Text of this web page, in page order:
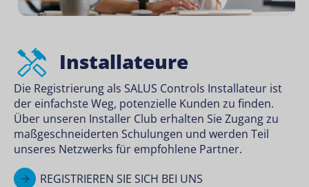
Installateure
Die Registrierung als SALUS Controls Installateur ist
der einfachste Weg, potenzielle Kunden zu finden.
Über unseren Installer Club erhalten Sie Zugang zu
maßgeschneiderten Schulungen und werden Teil
unseres Netzwerks für empfohlene Partner.
REGISTRIEREN SIE SICH BEI UNS